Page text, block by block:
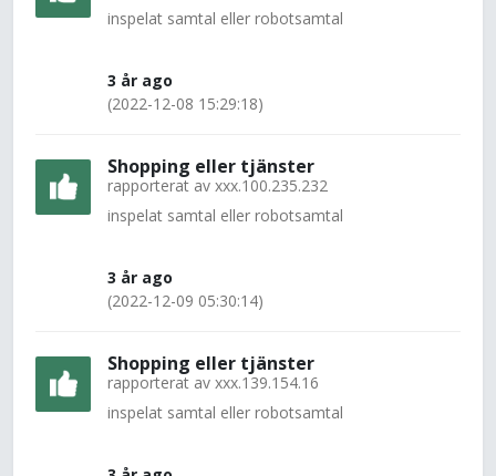
inspelat samtal eller robotsamtal
3 år ago
(2022-12-08 15:29:18)
Shopping eller tjänster
rapporterat av xxx.100.235.232
inspelat samtal eller robotsamtal
3 år ago
(2022-12-09 05:30:14)
Shopping eller tjänster
rapporterat av xxx.139.154.16
inspelat samtal eller robotsamtal